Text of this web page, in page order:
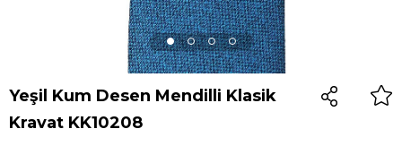
Yeşil Kum Desen Mendilli Klasik
Kravat KK10208